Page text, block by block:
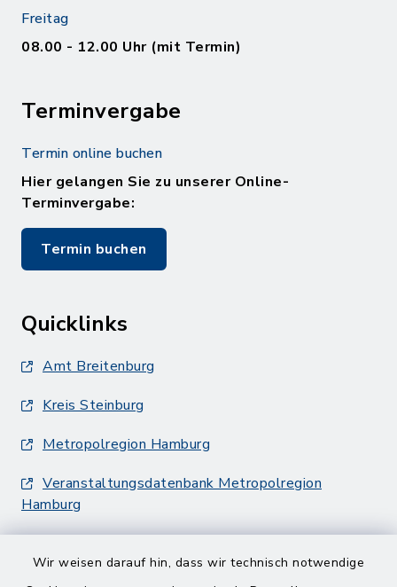
Wir weisen darauf hin, dass wir technisch notwendige
Freitag
08.00 - 12.00 Uhr (mit Termin)
Terminvergabe
Termin online buchen
Hier gelangen Sie zu unserer Online-
Terminvergabe:
Termin buchen
Quicklinks
Amt Breitenburg
Kreis Steinburg
Metropolregion Hamburg
Veranstaltungsdatenbank Metropolregion
Hamburg